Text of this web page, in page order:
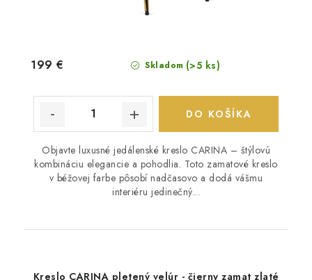
Skladom (>5 ks)
199 €
DO KOŠÍKA
Objavte luxusné jedálenské kreslo CARINA – štýlovú
kombináciu elegancie a pohodlia. Toto zamatové kreslo
v béžovej farbe pôsobí nadčasovo a dodá vášmu
interiéru jedinečný...
Kreslo CARINA pletený velúr - čierny zamat zlaté